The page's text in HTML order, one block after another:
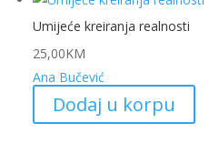
Umijeće kreiranja realnosti
25,00KM
Ana Bučević
Dodaj u korpu